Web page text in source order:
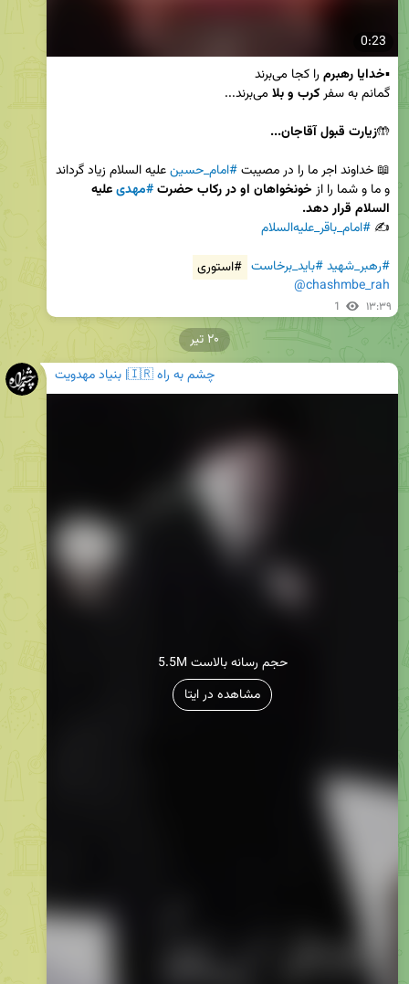
0:23
▪️خدایا رهبرم
گمانم به سفر کرب و بلا
🤲زیارت قبول آقاجان...
📖 خداوند اجر ما را در مصیبت #امام_حسین
و ما و شما را از خونخواهان او در رکاب حضرت #مهدی
السلام قرار دهد.
✍️ #امام_باقر_علیه‌السلام
#رهبر_شهید#باید_برخاست #استوری
@chashmbe_rah
1 ۱۳:۳۹
چشم به راه 🇮🇷| بنیاد مهدویت
5.5M حجم رسانه بالاست
مشاهده در ایتا
۲۰ تیر